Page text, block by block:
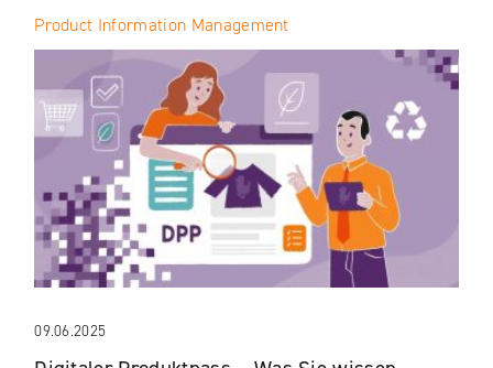
09.06.2025
Product Information Management